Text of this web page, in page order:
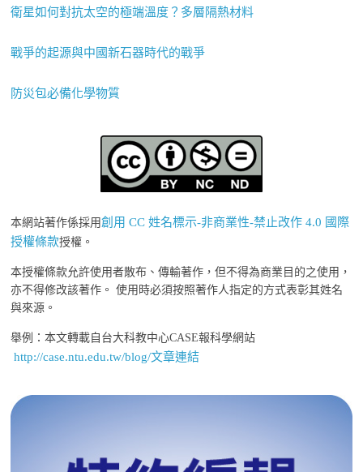
衛星如何對抗太空的極端溫度？多層隔熱材料
戰爭的起源與中國新石器時代的戰爭
防災包必備化學物質
本網站著作係採用創用 CC 姓名標示-非商業性-禁止改作 4.0 國際
授權條款授權。
本授權條款允許使用者散布、傳輸著作，但不得為商業目的之使用，
亦不得修改該著作。 使用時必須按照著作人指定的方式表彰其姓名
與來源。
舉例：本文轉載自台大科教中心CASE報科學網站
http://case.ntu.edu.tw/blog/文章連結